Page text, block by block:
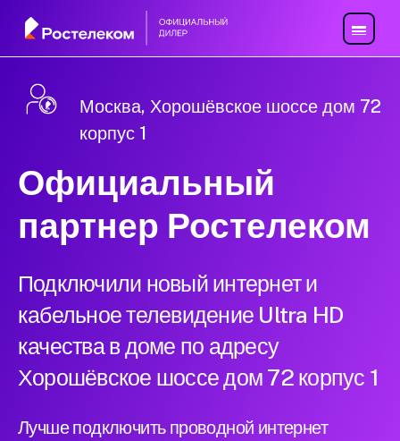
Москва, Хорошёвское шоссе дом 72
корпус 1
Официальный
партнер Ростелеком
Подключили новый интернет и
кабельное телевидение Ultra HD
качества в доме по адресу
Хорошёвское шоссе дом 72 корпус 1
Лучше подключить проводной интернет